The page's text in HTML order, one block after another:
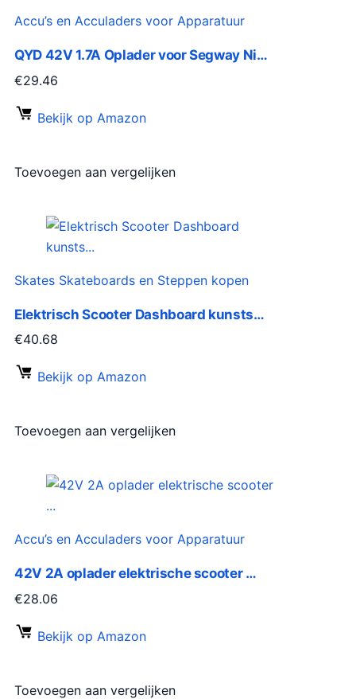
Accu’s en Acculaders voor Apparatuur
QYD 42V 1.7A Oplader voor Segway Ni…
€29.46
Bekijk op Amazon
Toevoegen aan vergelijken
Skates Skateboards en Steppen kopen
Elektrisch Scooter Dashboard kunsts…
€40.68
Bekijk op Amazon
Toevoegen aan vergelijken
Accu’s en Acculaders voor Apparatuur
42V 2A oplader elektrische scooter …
€28.06
Bekijk op Amazon
Toevoegen aan vergelijken